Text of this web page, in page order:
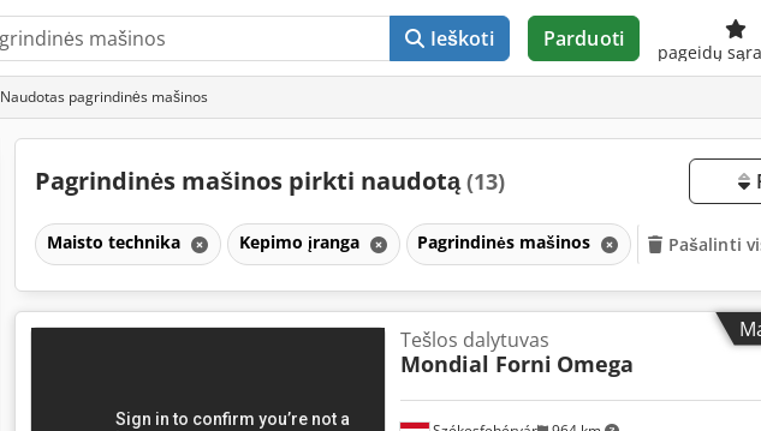
Ieškoti Parduoti
pageidų
Naudotas pagrindinės mašinos
Pagrindinės mašinos pirkti naudotą(13)
Maisto technika Kepimo įranga Pagrindinės mašinos Pašalinti
Tešlos dalytuvas
Mondial Forni Omega